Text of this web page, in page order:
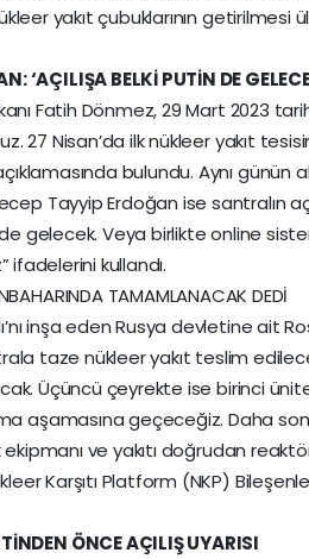
yakıt çubuklarının
‘AÇILIŞA BELKİ PUTİN DE
Fatih Dönmez, 29 Mart 2023
27 Nisan’da ilk nükleer yakıt
bulundu. Aynı günün
Tayyip Erdoğan ise santralın
gelecek. Veya birlikte online
ifadelerini kullandı.
TAMAMLANACAK DEDİ
inşa eden Rusya devletine ait
taze nükleer yakıt teslim
Üçüncü çeyrekte ise birinci
aşamasına geçeceğiz. Daha
ve yakıtı doğrudan
Karşıtı Platform (NKP)
ÖNCE AÇILIŞ UYARISI